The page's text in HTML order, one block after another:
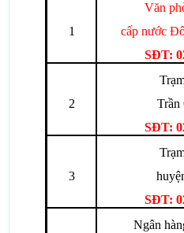
1
Văn
cấp nước
SĐT:
2
Trần
SĐT:
3
SĐT:
Ngân